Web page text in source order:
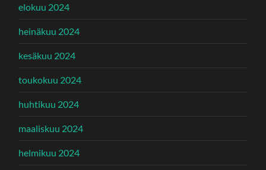
elokuu 2024
heinäkuu 2024
kesäkuu 2024
toukokuu 2024
huhtikuu 2024
maaliskuu 2024
helmikuu 2024